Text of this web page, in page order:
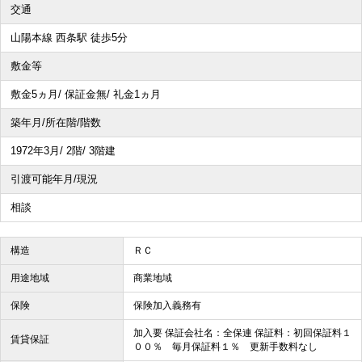
交通
山陽本線 西条駅 徒歩5分
敷金等
敷金5ヵ月/ 保証金無/ 礼金1ヵ月
築年月/所在階/階数
1972年3月/ 2階/ 3階建
引渡可能年月/現況
相談
構造 ＲＣ
用途地域 商業地域
保険 保険加入義務有
賃貸保証
加入要 保証会社名：全保連 保証料：初回保証料１
００％ 毎月保証料１％ 更新手数料なし